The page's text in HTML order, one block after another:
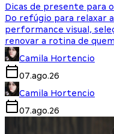
Dicas de presente para
Do refúgio para relaxar
performance visual,
renovar a rotina de
Camila Hortencio
07.ago.26
Camila Hortencio
07.ago.26